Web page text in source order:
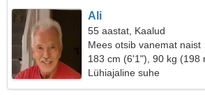
Ali
55 aastat, Kaalud
Mees otsib vanemat naist
183 cm (6'1"), 90 kg (198
Lühiajaline suhe